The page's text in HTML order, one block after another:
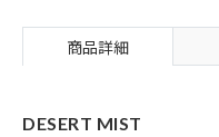
商品詳細
DESERT MIST